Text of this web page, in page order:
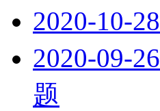
2020-10-28
2020-09-26
题